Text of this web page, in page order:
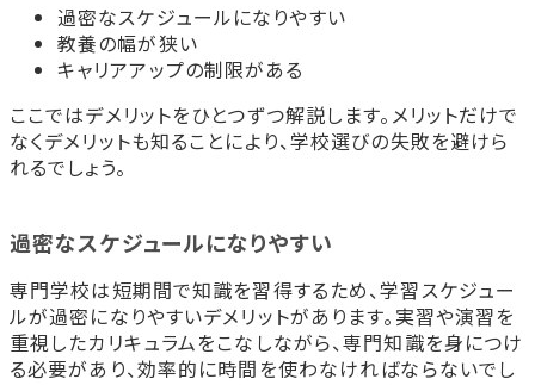
過密なスケジュールになりやすい
教養の幅が狭い
キャリアアップの制限がある
ここではデメリットをひとつずつ解説します。メリットだけで
なくデメリットも知ることにより、学校選びの失敗を避けら
れるでしょう。
過密なスケジュールになりやすい
専門学校は短期間で知識を習得するため、学習スケジュー
ルが過密になりやすいデメリットがあります。実習や演習を
重視したカリキュラムをこなしながら、専門知識を身につけ
る必要があり、効率的に時間を使わなければならないでし